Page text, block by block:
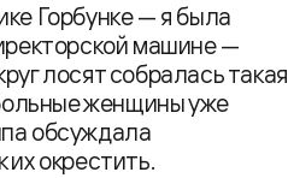
Горбунке — я была
машине —
лосят собралась такая
женщины уже
обсуждала
окрестить.